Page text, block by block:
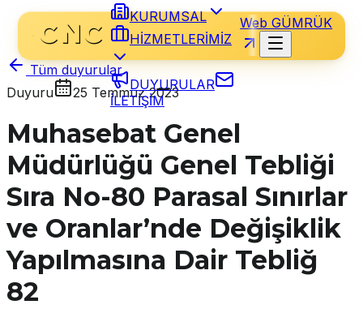
KURUMSAL
HİZMETLERİMİZ
DUYURULAR
İLETİŞİM
Web GÜMRÜK
Tüm duyurular
Duyuru
25 Temmuz 2023
Muhasebat Genel
Müdürlüğü Genel Tebliği
Sıra No-80 Parasal Sınırlar
ve Oranlar’nde Değişiklik
Yapılmasına Dair Tebliğ
82